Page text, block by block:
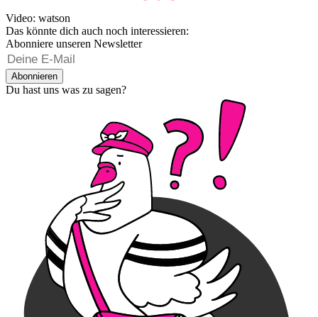
Video: watson
Das könnte dich auch noch interessieren:
Abonniere unseren Newsletter
Abonnieren
Du hast uns was zu sagen?